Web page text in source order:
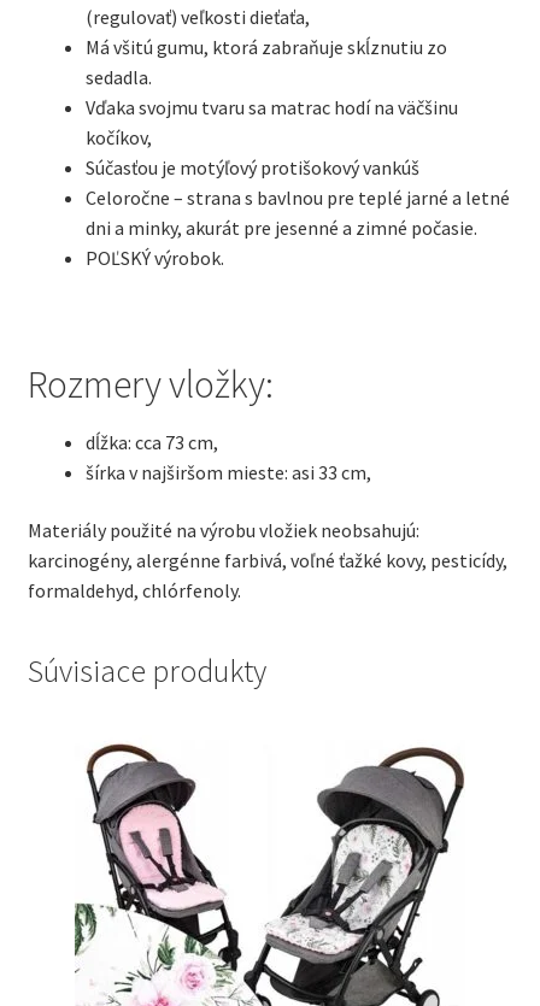
(regulovať) veľkosti dieťaťa,
Má všitú gumu, ktorá zabraňuje skĺznutiu zo
sedadla.
Vďaka svojmu tvaru sa matrac hodí na väčšinu
kočíkov,
Súčasťou je motýľový protišokový vankúš
Celoročne – strana s bavlnou pre teplé jarné a letné
dni a minky, akurát pre jesenné a zimné počasie.
POĽSKÝ výrobok.
Rozmery vložky:
dĺžka: cca 73 cm,
šírka v najširšom mieste: asi 33 cm,
Materiály použité na výrobu vložiek neobsahujú:
karcinogény, alergénne farbivá, voľné ťažké kovy, pesticídy,
formaldehyd, chlórfenoly.
Súvisiace produkty